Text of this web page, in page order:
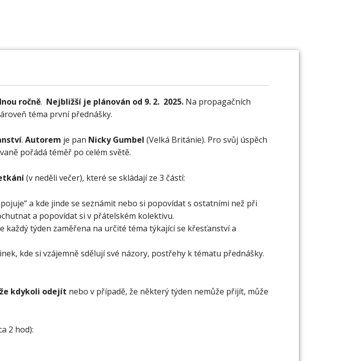
ročně. Nejbližší je plánován od 9. 2. 2025. Na propagačních
téma první přednášky.
. Autorem je pan Nicky Gumbel (Velká Británie). Pro svůj úspěch
pořádá téměř po celém světě.
(v neděli večer), které se skládají ze 3 částí:
a kde jinde se seznámit nebo si popovídat s ostatními než při
a popovídat si v přátelském kolektivu.
týden zaměřena na určité téma týkající se křesťanství a
kde si vzájemně sdělují své názory, postřehy k tématu přednášky.
kdykoli odejít nebo v případě, že některý týden nemůže přijít, může
2 hod):